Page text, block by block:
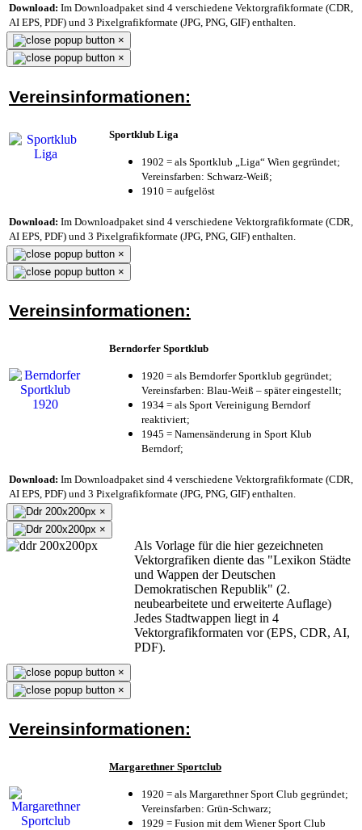
Download: Im Downloadpaket sind 4 verschiedene Vektorgrafikformate (CDR,
AI EPS, PDF) und 3 Pixelgrafikformate (JPG, PNG, GIF) enthalten.
×
×
Vereinsinformationen:
Sportklub Liga
1902 = als Sportklub „Liga“ Wien gegründet;
Vereinsfarben: Schwarz-Weiß;
1910 = aufgelöst
Download: Im Downloadpaket sind 4 verschiedene Vektorgrafikformate (CDR,
AI EPS, PDF) und 3 Pixelgrafikformate (JPG, PNG, GIF) enthalten.
×
×
Vereinsinformationen:
Berndorfer Sportklub
1920 = als Berndorfer Sportklub gegründet;
Vereinsfarben: Blau-Weiß – später eingestellt;
1934 = als Sport Vereinigung Berndorf
reaktiviert;
1945 = Namensänderung in Sport Klub
Berndorf;
Download: Im Downloadpaket sind 4 verschiedene Vektorgrafikformate (CDR,
AI EPS, PDF) und 3 Pixelgrafikformate (JPG, PNG, GIF) enthalten.
×
×
Als Vorlage für die hier gezeichneten
Vektorgrafiken diente das "Lexikon Städte
und Wappen der Deutschen
Demokratischen Republik" (2.
neubearbeitete und erweiterte Auflage)
Jedes Stadtwappen liegt in 4
Vektorgrafikformaten vor (EPS, CDR, AI,
PDF).
×
×
Vereinsinformationen:
Margarethner Sportclub
1920 = als Margarethner Sport Club gegründet;
Vereinsfarben: Grün-Schwarz;
1929 = Fusion mit dem Wiener Sport Club